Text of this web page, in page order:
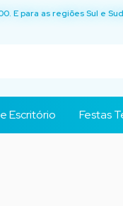
E para as regiões Sul e
Escritório Festas